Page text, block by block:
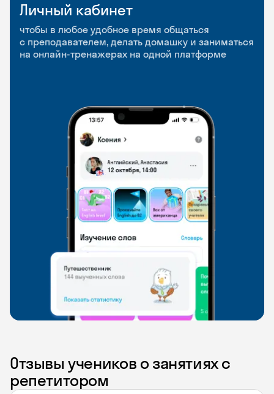
Личный кабинет
чтобы в любое удобное время общаться
с преподавателем, делать домашку и заниматься
на онлайн-тренажерах на одной платформе
Мобильное
приложение
чтобы заниматься и изучать новые слова где
и когда удобно
Разговорные клубы
и Talks
Групповые занятия для разговорной практики
и индивидуальные встречи с преподавателями
Отзывы учеников о занятиях с
репетитором